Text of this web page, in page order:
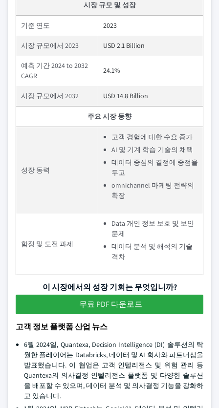
시장 규모 및 성장
기준 연도 2023
시장 규모에서 2023 USD 2.1 Billion
예측 기간 2024 to 2032
CAGR
24.1%
시장 규모에서 2032 USD 14.8 Billion
주요 시장 동향
성장 동력
고객 경험에 대한 수요 증가
AI 및 기계 학습 기술의 채택
데이터 중심의 결정에 중점을
두고
omnichannel 마케팅 전략의
확장
함정 및 도전 과제
Data 개인 정보 보호 및 보안
문제
데이터 분석 및 해석의 기술
격차
이 시장에서의 성장 기회는 무엇입니까?
무료 PDF 다운로드
고객 정보 플랫폼 산업 뉴스
6월 2024일, Quantexa, Decision Intelligence (DI) 솔루션의 탁
월한 플레이어는 Databricks, 데이터 및 AI 회사와 파트너십을
발표했습니다. 이 협업은 고객 인텔리전스 및 위험 관리 등
Quantexa의 의사결정 인텔리전스 플랫폼 및 다양한 솔루션
을 배포할 수 있으며, 데이터 분석 및 의사결정 기능을 강화하
고 있습니다.